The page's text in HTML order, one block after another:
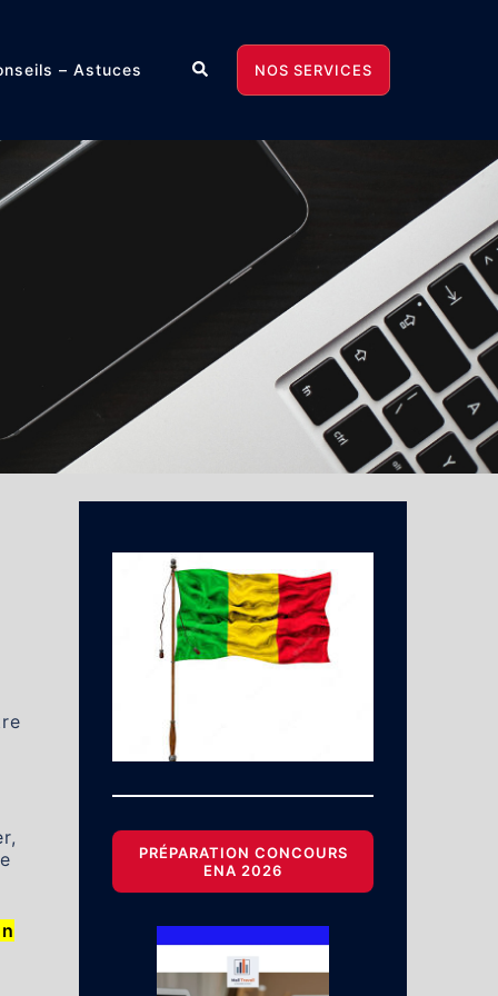
– Astuces RechercherNOS SERVICES
PRÉPARATION CONCOURS
ENA 2026